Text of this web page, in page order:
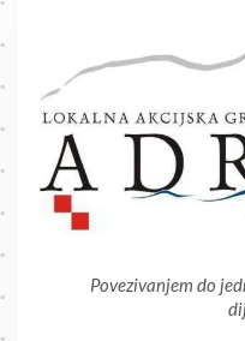
Skip
Povezivanjem do